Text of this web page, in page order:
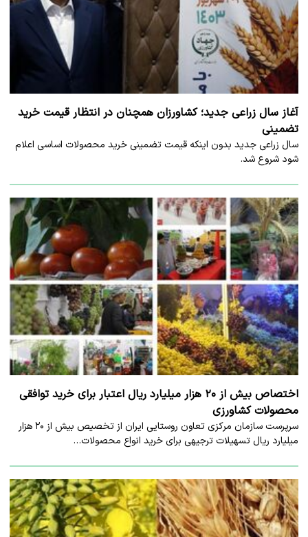
آغاز سال زراعی جدید؛ کشاورزان همچنان در انتظار قیمت خرید
تضمینی
سال زراعی جدید بدون اینکه قیمت تضمینی خرید محصولات اساسی اعلام
شود شروع شد.
اختصاص بیش از ۲۰ هزار میلیارد ریال اعتبار برای خرید توافقی
محصولات کشاورزی
سرپرست سازمان مرکزی تعاون روستایی ایران از تخصیص بیش از ۲۰ هزار
میلیارد ریال تسهیلات ترجیهی برای خرید انواع محصولات…